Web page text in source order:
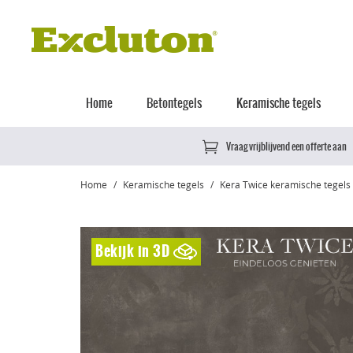
Home Betontegels Keramische tegels
Vraag vrijblijvend een offerte aan
Home Keramische tegels Kera Twice keramische tegels
Bekijk in 3D